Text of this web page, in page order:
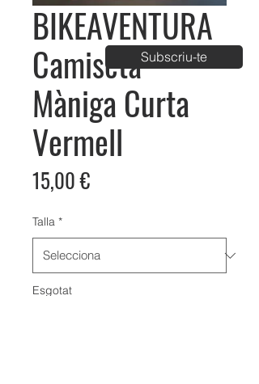
BIKEAVENTURA
Camiseta
Màniga Curta
Vermell
15,00 €Price
Talla *
Esgotat
Subscriu-te